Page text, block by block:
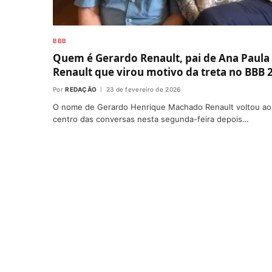
BBB
Quem é Gerardo Renault, pai de Ana Paula
Renault que virou motivo da treta no BBB
Por REDAÇÃO 23 de fevereiro de 2026
O nome de Gerardo Henrique Machado Renault voltou ao
centro das conversas nesta segunda-feira depois…